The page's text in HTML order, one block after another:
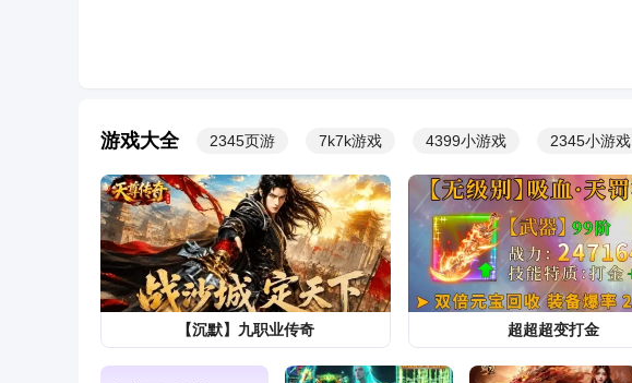
头条 韩小娱 22小时前
中方以牙还牙14对14，20个小时完成反
击，中美交锋让美国心惊胆战
军事 卞穆川 3天前
嫌弃中国麻将太“丑”，美国女子高调“发
明”白人麻将，引发网友集体愤怒声讨
社会 中国建筑防水杂志社
法学院学霸综艺翻车被除名！账目算错、甩
游戏大全 2345页游 7k7k游戏 4399小游戏 2345小游戏
【沉默】九职业传奇 超超超变打金